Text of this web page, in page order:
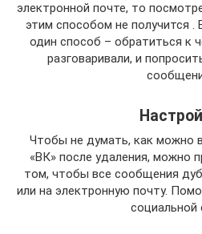
электронной почте, то
этим способом не получится .
один способ – обратиться к
разговаривали, и
Чтобы не думать, как можно
«ВК» после удаления, можно
том, чтобы все сообщения
или на электронную почту.
социальной